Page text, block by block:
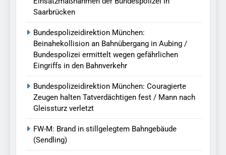
Saarbrücken
Bundespolizeidirektion München:
Beinahekollision an Bahnübergang in Aubing /
Bundespolizei ermittelt wegen gefährlichen
Eingriffs in den Bahnverkehr
Bundespolizeidirektion München: Couragierte
Zeugen halten Tatverdächtigen fest / Mann nach
Gleissturz verletzt
FW-M: Brand in stillgelegtem Bahngebäude
(Sendling)